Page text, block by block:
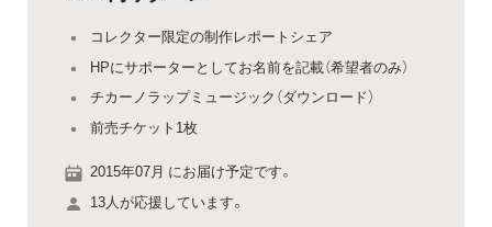
コレクター限定の制作レポートシェア
HPにサポーターとしてお名前を記載（希望者のみ）
チカーノラップミュージック（ダウンロード）
前売チケット1枚
2015年07月 にお届け予定です。
13人が応援しています。